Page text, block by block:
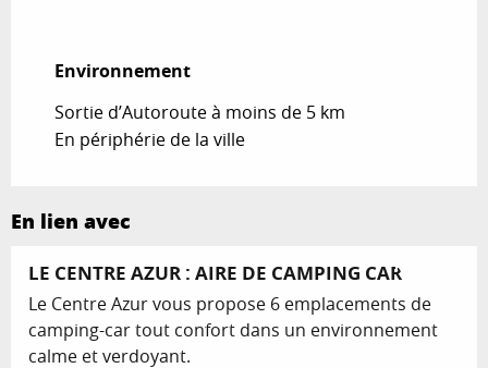
Environnement
Environnement
Sortie d’Autoroute à moins de 5 km
En périphérie de la ville
En lien avec
LE CENTRE AZUR : AIRE DE CAMPING CAR
Le Centre Azur vous propose 6 emplacements de
camping-car tout confort dans un environnement
calme et verdoyant.
Réservable